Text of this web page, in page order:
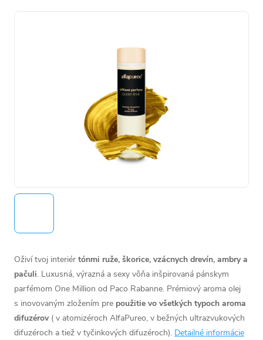
Oživí tvoj interiér tónmi ruže, škorice, vzácnych drevín, ambry a
pačuli. Luxusná, výrazná a sexy vôňa inšpirovaná pánskym
parfémom One Million od Paco Rabanne. Prémiový aroma olej
s inovovaným zložením pre použitie vo všetkých typoch aroma
difuzérov ( v atomizéroch AlfaPureo, v bežných ultrazvukových
difuzéroch a tiež v tyčinkových difuzéroch). Detailné informácie